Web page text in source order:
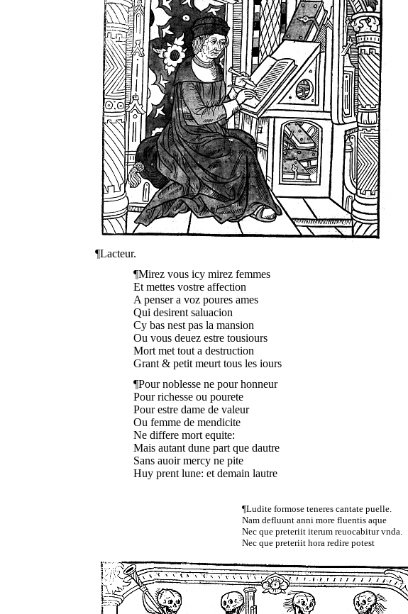
¶Lacteur.
¶Mirez vous icy mirez femmes
Et mettes vostre affection
A penser a voz poures ames
Qui desirent saluacion
Cy bas nest pas la mansion
Ou vous deuez estre tousiours
Mort met tout a destruction
Grant & petit meurt tous les iours
¶Pour noblesse ne pour honneur
Pour richesse ou pourete
Pour estre dame de valeur
Ou femme de mendicite
Ne differe mort equite:
Mais autant dune part que dautre
Sans auoir mercy ne pite
Huy prent lune: et demain lautre
¶Ludite formose teneres cantate puelle.
Nam defluunt anni more fluentis aque
Nec que preteriit iterum reuocabitur vnda.
Nec que preteriit hora redire potest